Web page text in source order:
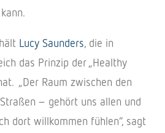
Lucy Saun­ders, die in
das Prin­zip der „Healthy
„Der Raum zwischen den
– gehört uns allen und
dort will­kom­men fühlen“, sagt